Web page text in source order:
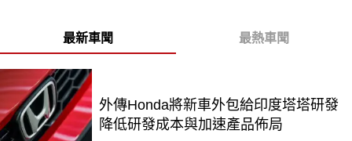
最新車聞 最熱車聞
外傳Honda將新車外包給印度塔塔研發
降低研發成本與加速產品佈局